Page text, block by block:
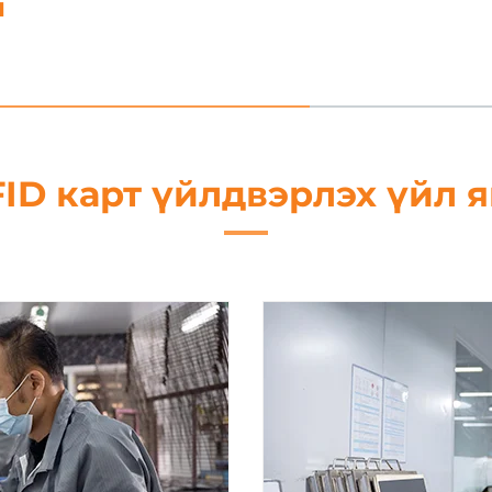
карт үйлдвэрлэх үйл